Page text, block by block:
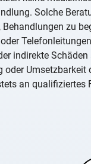
Solche
zu
indirekte
an qualifiziertes